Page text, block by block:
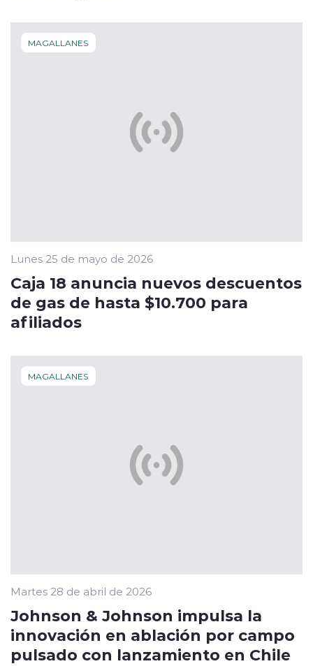
MAGALLANES
Lunes 25 de mayo de 2026
Caja 18 anuncia nuevos descuentos
de gas de hasta $10.700 para
afiliados
MAGALLANES
Martes 28 de abril de 2026
Johnson & Johnson impulsa la
innovación en ablación por campo
pulsado con lanzamiento en Chile